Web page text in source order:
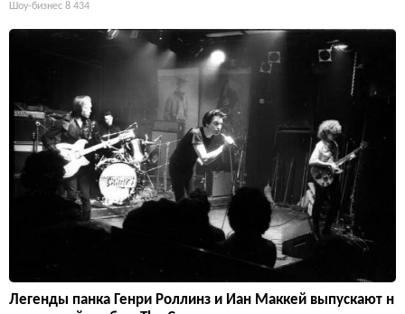
Шоу-бизнес 8 434
Легенды панка Генри Роллинз и Иан Маккей выпускают н